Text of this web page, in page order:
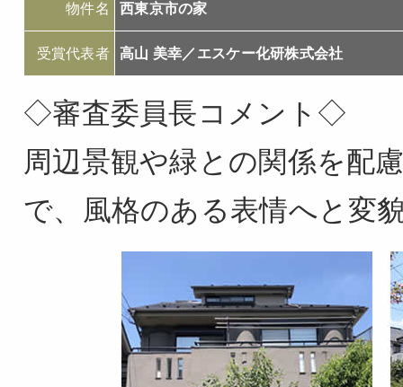
物件名 西東京市の家
受賞代表者 高山 美幸／エスケー化研株式会社
◇審査委員長コメント◇
周辺景観や緑との関係を配
で、風格のある表情へと変